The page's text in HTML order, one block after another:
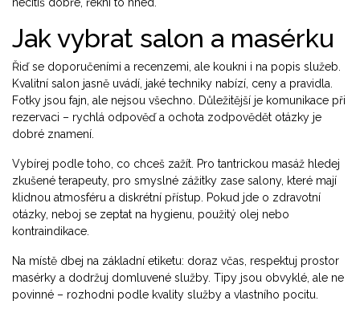
Jak vybrat salon a masérku
Řiď se doporučeními a recenzemi, ale koukni i na popis služeb.
Kvalitní salon jasně uvádí, jaké techniky nabízí, ceny a pravidla.
Fotky jsou fajn, ale nejsou všechno. Důležitější je komunikace při
rezervaci – rychlá odpověď a ochota zodpovědět otázky je
dobré znamení.
Vybírej podle toho, co chceš zažít. Pro tantrickou masáž hledej
zkušené terapeuty, pro smyslné zážitky zase salony, které mají
klidnou atmosféru a diskrétní přístup. Pokud jde o zdravotní
otázky, neboj se zeptat na hygienu, použitý olej nebo
kontraindikace.
Na místě dbej na základní etiketu: doraz včas, respektuj prostor
masérky a dodržuj domluvené služby. Tipy jsou obvyklé, ale ne
povinné – rozhodni podle kvality služby a vlastního pocitu.